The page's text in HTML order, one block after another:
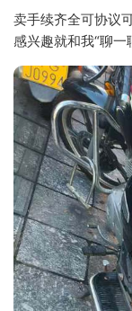
卖手续齐全可协议
感兴趣就和我“聊一